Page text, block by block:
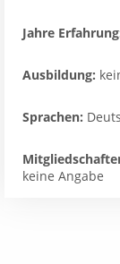
Jahre
Ausbildung:
Sprachen:
keine Angabe